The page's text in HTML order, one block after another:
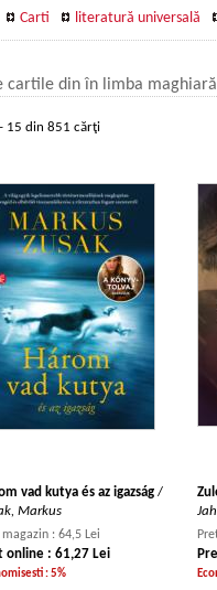
Carti literatură universală
cartile din în limba maghiară
15 din 851 cărţi
vad kutya és az igazság /
Markus
magazin : 64,5 Lei
online : 61,27 Lei
: 5%